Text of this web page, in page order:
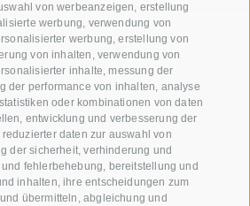
von werbeanzeigen, erstellung
werbung, verwendung von
werbung, erstellung von
von inhalten, verwendung von
inhalte, messung der
der performance von inhalten, analyse
oder kombinationen von daten
entwicklung und verbesserung der
daten zur auswahl von
der sicherheit, verhinderung und
fehlerbehebung, bereitstellung und
inhalten, ihre entscheidungen zum
übermitteln, abgleichung und
700
Obstgenossenschaften
Terlan, Südtirol, Italien